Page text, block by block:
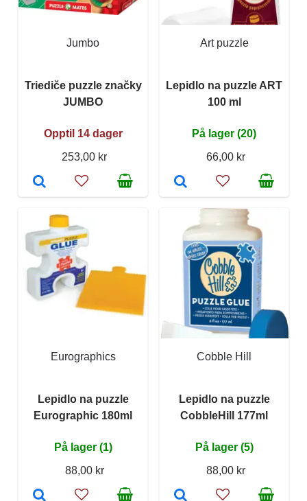
Jumbo
Triediče puzzle značky
JUMBO
Opptil 14 dager
253,00 kr
Art puzzle
Lepidlo na puzzle ART
100 ml
På lager (20)
66,00 kr
Eurographics
Lepidlo na puzzle
Eurographic 180ml
På lager (1)
88,00 kr
Cobble Hill
Lepidlo na puzzle
CobbleHill 177ml
På lager (5)
88,00 kr